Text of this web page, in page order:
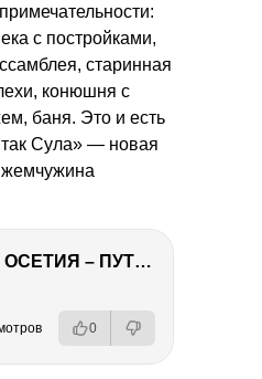
с постройками,
старинная
конюшня с
баня. Это и есть
Сула» — новая
жемчужина
СЕВЕРНАЯ ОСЕТИЯ – ПУТЕШЕСТВИЕ НА КАВКАЗ часть 4
0